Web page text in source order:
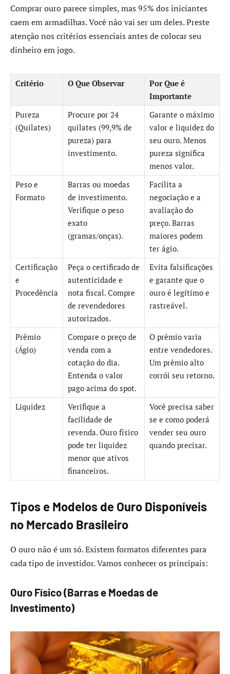
Comprar ouro parece simples, mas 95% dos iniciantes
caem em armadilhas. Você não vai ser um deles. Preste
atenção nos critérios essenciais antes de colocar seu
dinheiro em jogo.
Critério O Que Observar
Por Que é
Importante
Pureza
(Quilates)
Procure por 24
quilates (99,9% de
pureza) para
investimento.
Garante o máximo
valor e liquidez do
seu ouro. Menos
pureza significa
menos valor.
Peso e
Formato
Barras ou moedas
de investimento.
Verifique o peso
exato
(gramas/onças).
Facilita a
negociação e a
avaliação do
preço. Barras
maiores podem
ter ágio.
Certificação
e
Procedência
Peça o certificado de
autenticidade e
nota fiscal. Compre
de revendedores
autorizados.
Evita falsificações
e garante que o
ouro é legítimo e
rastreável.
Prêmio
(Ágio)
Compare o preço de
venda com a
cotação do dia.
Entenda o valor
pago acima do spot.
O prêmio varia
entre vendedores.
Um prêmio alto
corrói seu retorno.
Liquidez
Verifique a
facilidade de
revenda. Ouro físico
pode ter liquidez
menor que ativos
financeiros.
Você precisa saber
se e como poderá
vender seu ouro
quando precisar.
Tipos e Modelos de Ouro Disponíveis
no Mercado Brasileiro
O ouro não é um só. Existem formatos diferentes para
cada tipo de investidor. Vamos conhecer os principais:
Ouro Físico (Barras e Moedas de
Investimento)